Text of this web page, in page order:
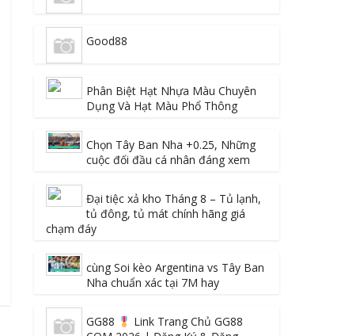
Good88
Phân Biệt Hạt Nhựa Màu Chuyên
Dụng Và Hạt Màu Phổ Thông
Chọn Tây Ban Nha +0.25, Những
cuộc đối đầu cá nhân đáng xem
Đại tiệc xả kho Tháng 8 – Tủ lạnh,
tủ đông, tủ mát chính hãng giá
chạm đáy
cùng Soi kèo Argentina vs Tây Ban
Nha chuẩn xác tại 7M hay
GG88
Link Trang Chủ GG88